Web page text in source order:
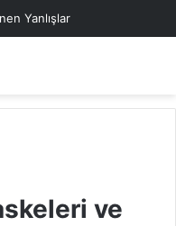
Yanlışlar
ve